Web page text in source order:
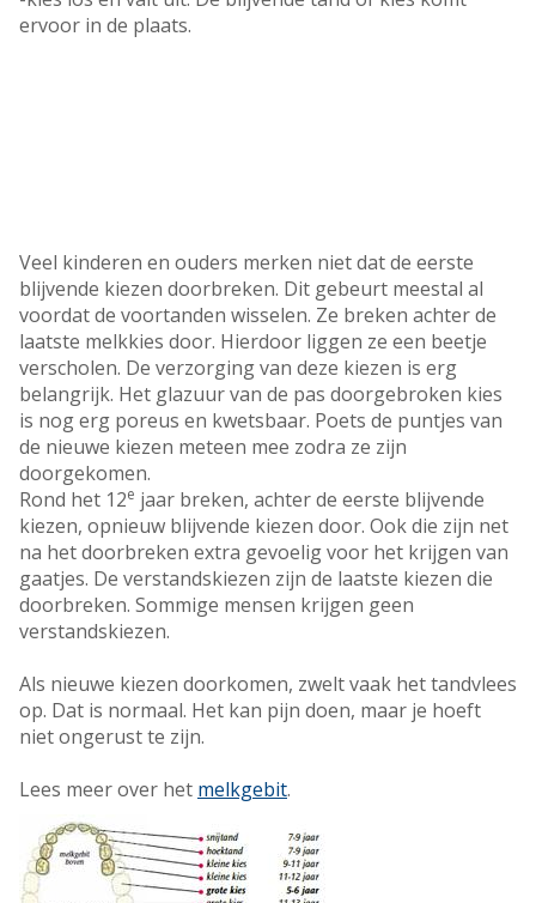
ervoor in de plaats.
Veel kinderen en ouders merken niet dat de eerste
blijvende kiezen doorbreken. Dit gebeurt meestal al
voordat de voortanden wisselen. Ze breken achter de
laatste melkkies door. Hierdoor liggen ze een beetje
verscholen. De verzorging van deze kiezen is erg
belangrijk. Het glazuur van de pas doorgebroken kies
is nog erg poreus en kwetsbaar. Poets de puntjes van
de nieuwe kiezen meteen mee zodra ze zijn
doorgekomen.
Rond het 12e jaar breken, achter de eerste blijvende
kiezen, opnieuw blijvende kiezen door. Ook die zijn net
na het doorbreken extra gevoelig voor het krijgen van
gaatjes. De verstandskiezen zijn de laatste kiezen die
doorbreken. Sommige mensen krijgen geen
verstandskiezen.
Als nieuwe kiezen doorkomen, zwelt vaak het tandvlees
op. Dat is normaal. Het kan pijn doen, maar je hoeft
niet ongerust te zijn.
Lees meer over het melkgebit.